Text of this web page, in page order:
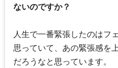
ないのですか？
人生で一番緊張したのはフ
思っていて、あの緊張感を
だろうなと思っています。